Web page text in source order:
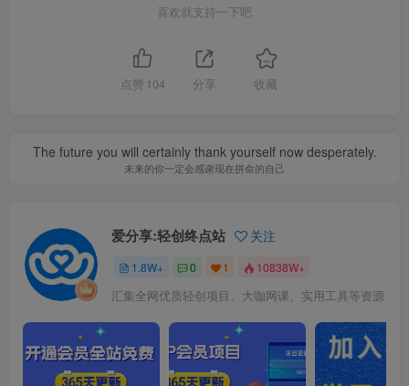
喜欢就支持一下吧
点赞 104 分享 收藏
The future you will certainly thank yourself now desperately.
未来的你一定会感谢现在拼命的自己
爱分享:轻创终点站 关注
1.8W+ 0 1 10838W+
汇集全网优质轻创项目、大咖网课、实用工具等资源